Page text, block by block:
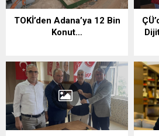
TOKİ’den Adana’ya 12 Bin
Konut…